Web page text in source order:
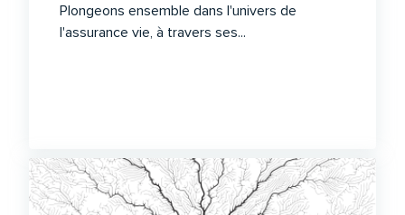
Plongeons ensemble dans l'univers de
l'assurance vie, à travers ses...